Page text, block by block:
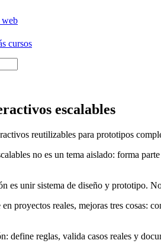
web
cursos
escalables
reutilizables para prototipos
no es un tema aislado: forma
es unir sistema de diseño y prototipo.
proyectos reales, mejoras tres
define reglas, valida casos reales y